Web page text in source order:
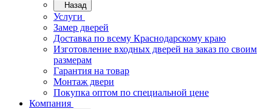
Назад
Услуги
Замер дверей
Доставка по всему Краснодарскому краю
Изготовление входных дверей на заказ по своим
размерам
Гарантия на товар
Монтаж двери
Покупка оптом по специальной цене
Компания